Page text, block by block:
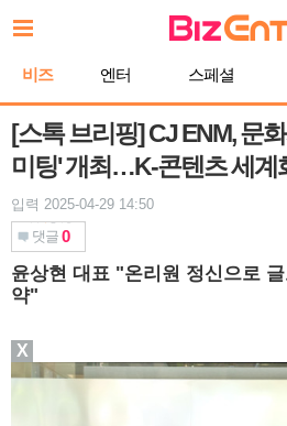
문
기
비즈 엔터 스페셜
[스톡 브리핑] CJ ENM, 문
미팅' 개최…K-콘텐츠 세계
입력 2025-04-29 14:50
댓글 0
윤상현 대표 "온리원 정신으로
약"
X